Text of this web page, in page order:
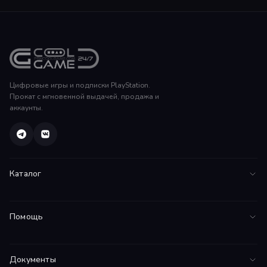
Цифровые игры и подписки PlayStation.
Прокат с мгновенной выдачей, продажа и
аккаунты.
Каталог
Помощь
Документы